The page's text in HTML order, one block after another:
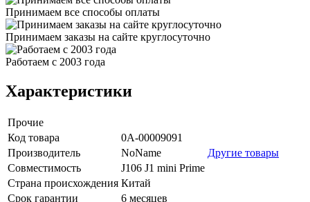
Принимаем все способы оплаты
Принимаем заказы на сайте круглосуточно
Работаем с 2003 года
Характеристики
Прочие
Код товара
0А-00009091
Производитель
NoName
Другие товары
Совместимость
J106 J1 mini Prime
Страна происхождения Китай
Срок гарантии
6 месяцев